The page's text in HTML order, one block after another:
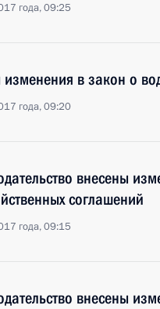
года, 09:25
в закон о
года, 09:20
внесены
соглашений
года, 09:15
внесены